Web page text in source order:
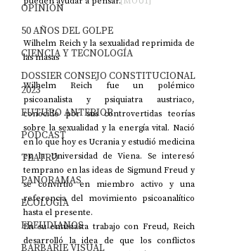
OPINIÓN
50 AÑOS DEL GOLPE
CIENCIA Y TECNOLOGÍA
DOSSIER CONSEJO CONSTITUCIONAL
2023
FUTURO ANTERIOR
PODCAST
TEATRO
PANORAMAS
ECOLOGÍA
FREUDIANOS
BARBARIE VISUAL
Wilhelm Reich y la sexualidad reprimida de
las masas
Wilhelm Reich fue un polémico
psicoanalista y psiquiatra austriaco,
conocido por sus controvertidas teorías
sobre la sexualidad y la energía vital. Nació
en lo que hoy es Ucrania y estudió medicina
en la Universidad de Viena. Se interesó
temprano en las ideas de Sigmund Freud y
se convirtió en miembro activo y una
referencia del movimiento psicoanalítico
hasta el presente.
En su entusiasta trabajo con Freud, Reich
desarrolló la idea de que los conflictos